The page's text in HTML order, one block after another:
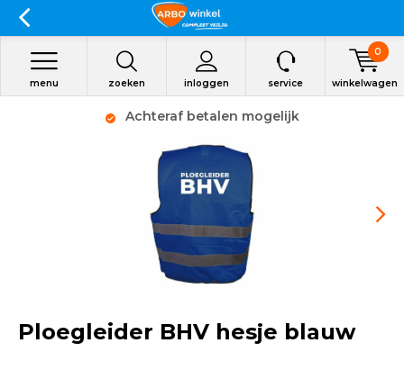
zoeken inloggen
menu service winkelwagen
0
Achteraf betalen mogelijk
Ploegleider BHV hesje blauw